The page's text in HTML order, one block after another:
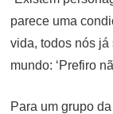
parece uma
vida, todos nós
mundo: ‘Prefiro
Para um grupo